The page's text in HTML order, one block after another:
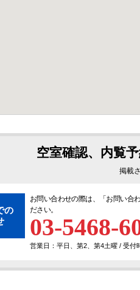
空室確認、内覧
掲載
の
お問い合わせの際は、「 お問い合
ださい。
03-5468-
営業日：平日、第2、第4土曜 / 受付